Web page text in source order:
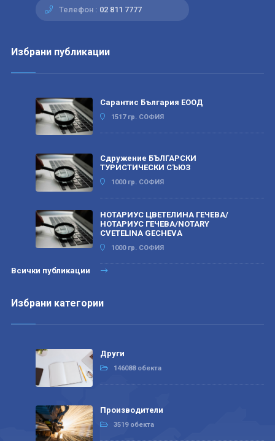
Телефон : 02 811 7777
Избрани публикации
Сарантис България ЕООД
1517 гр. СОФИЯ
Сдружение БЪЛГАРСКИ
ТУРИСТИЧЕСКИ СЪЮЗ
1000 гр. СОФИЯ
НОТАРИУС ЦВЕТЕЛИНА ГЕЧЕВА/
НОТАРИУС ГЕЧЕВА/NOTARY
CVETELINA GECHEVA
1000 гр. СОФИЯ
Всички публикации
Избрани категории
Други
146088 обекта
Производители
3519 обекта